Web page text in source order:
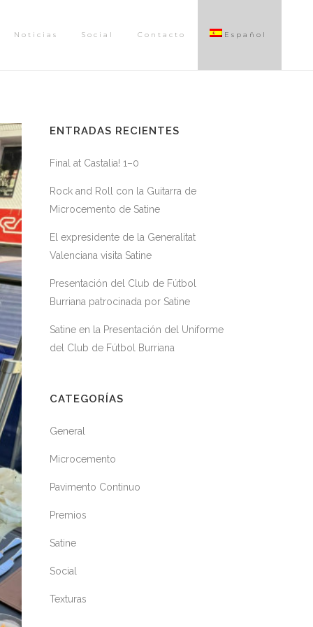
Noticias Social Contacto Español
ENTRADAS RECIENTES
Final at Castalia! 1–0
Rock and Roll con la Guitarra de
Microcemento de Satine
El expresidente de la Generalitat
Valenciana visita Satine
Presentación del Club de Fútbol
Burriana patrocinada por Satine
Satine en la Presentación del Uniforme
del Club de Fútbol Burriana
CATEGORÍAS
General
Microcemento
Pavimento Continuo
Premios
Satine
Social
Texturas